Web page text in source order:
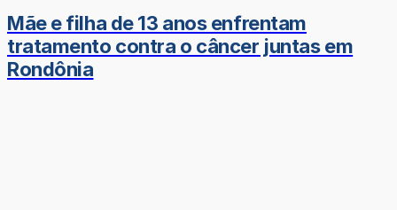
Mãe e filha de 13 anos enfrentam
tratamento contra o câncer juntas em
Rondônia